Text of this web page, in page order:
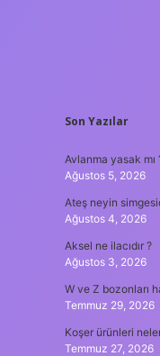
Son Yazılar
Avlanma yasak mı
Ağustos 5, 2026
Ateş neyin
Ağustos 4, 2026
Aksel ne ilacıdır ?
Ağustos 3, 2026
W ve Z bozonları
Temmuz 29, 2026
Koşer ürünleri
Temmuz 27, 2026